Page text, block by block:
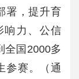
署，提升育
响力、公信
全国2000多
参赛。（通